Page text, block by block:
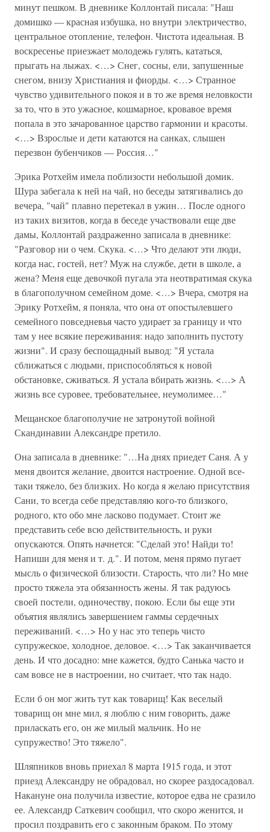
минут пешком. В дневнике Коллонтай писала: "Наш
домишко — красная избушка, но внутри электричество,
центральное отопление, телефон. Чистота идеальная. В
воскресенье приезжает молодежь гулять, кататься,
прыгать на лыжах. <…> Снег, сосны, ели, запушенные
снегом, внизу Христиания и фиорды. <…> Странное
чувство удивительного покоя и в то же время неловкости
за то, что в это ужасное, кошмарное, кровавое время
попала в это зачарованное царство гармонии и красоты.
<…> Взрослые и дети катаются на санках, слышен
перезвон бубенчиков — Россия…"
Эрика Ротхейм имела поблизости небольшой домик.
Шура забегала к ней на чай, но беседы затягивались до
вечера, "чай" плавно перетекал в ужин… После одного
из таких визитов, когда в беседе участвовали еще две
дамы, Коллонтай раздраженно записала в дневнике:
"Разговор ни о чем. Скука. <…> Что делают эти люди,
когда нас, гостей, нет? Муж на службе, дети в школе, а
жена? Меня еще девочкой пугала эта неотвратимая скука
в благополучном семейном доме. <…> Вчера, смотря на
Эрику Ротхейм, я поняла, что она от опостылевшего
семейного повседневья часто удирает за границу и что
там у нее всякие переживания: надо заполнить пустоту
жизни". И сразу беспощадный вывод: "Я устала
сближаться с людьми, приспособляться к новой
обстановке, сживаться. Я устала вбирать жизнь. <…> А
жизнь все суровее, требовательнее, неумолимее…"
Мещанское благополучие не затронутой войной
Скандинавии Александре претило.
Она записала в дневнике: "…На днях приедет Саня. А у
меня двоится желание, двоится настроение. Одной все-
таки тяжело, без близких. Но когда я желаю присутствия
Сани, то всегда себе представляю кого-то близкого,
родного, кто обо мне ласково подумает. Стоит же
представить себе всю действительность, и руки
опускаются. Опять начнется: "Сделай это! Найди то!
Напиши для меня и т. д.". И потом, меня прямо пугает
мысль о физической близости. Старость, что ли? Но мне
просто тяжела эта обязанность жены. Я так радуюсь
своей постели, одиночеству, покою. Если бы еще эти
объятия являлись завершением гаммы сердечных
переживаний. <…> Но у нас это теперь чисто
супружеское, холодное, деловое. <…> Так заканчивается
день. И что досадно: мне кажется, будто Санька часто и
сам вовсе не в настроении, но считает, что так надо.
Если б он мог жить тут как товарищ! Как веселый
товарищ он мне мил, я люблю с ним говорить, даже
приласкать его, он же милый мальчик. Но не
супружество! Это тяжело".
Шляпников вновь приехал 8 марта 1915 года, и этот
приезд Александру не обрадовал, но скорее раздосадовал.
Накануне она получила известие, которое едва не сразило
ее. Александр Саткевич сообщил, что скоро женится, и
просил поздравить его с законным браком. По этому